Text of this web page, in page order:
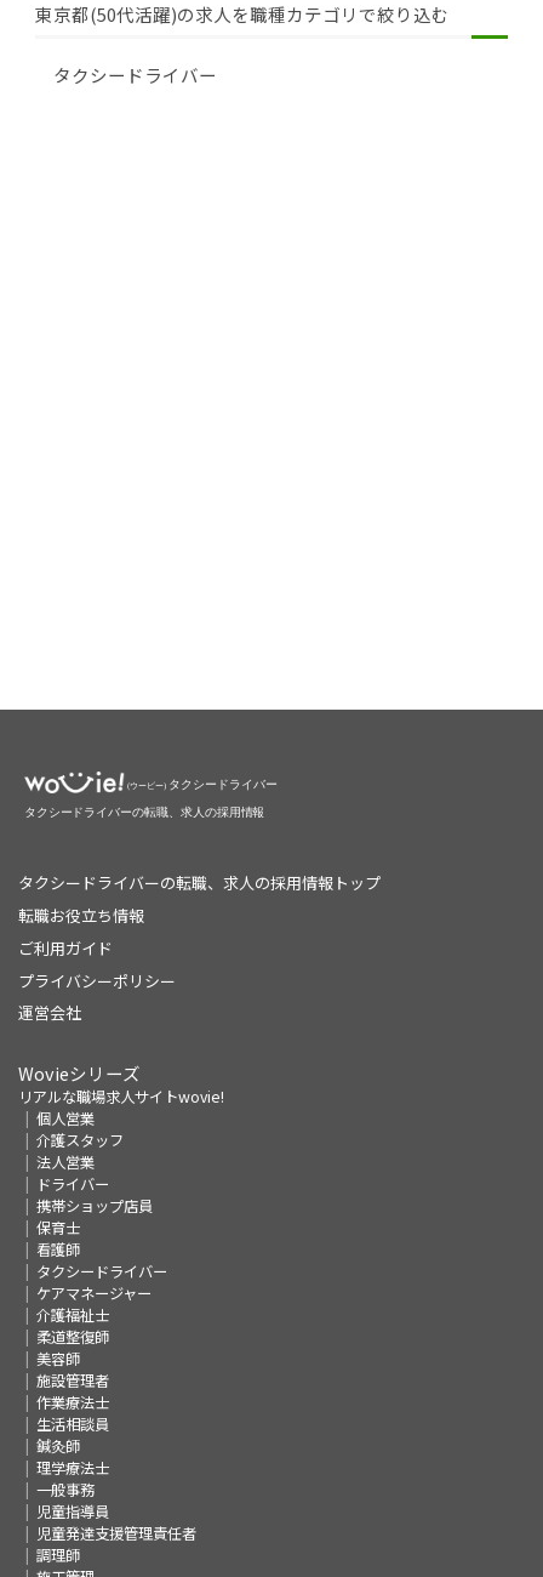
東京都(50代活躍)の求人を職種カテゴリで絞り込む
タクシードライバー
タクシードライバーの転職、求人の採用情報トップ
転職お役立ち情報
ご利用ガイド
プライバシーポリシー
運営会社
Wovieシリーズ
リアルな職場求人サイトwovie!
個人営業
介護スタッフ
法人営業
ドライバー
携帯ショップ店員
保育士
看護師
タクシードライバー
ケアマネージャー
介護福祉士
柔道整復師
美容師
施設管理者
作業療法士
生活相談員
鍼灸師
理学療法士
一般事務
児童指導員
児童発達支援管理責任者
調理師